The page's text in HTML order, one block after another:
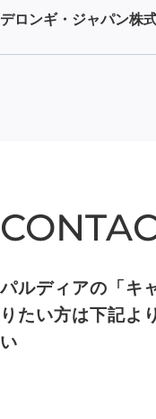
デロンギ・ジャパン株
パルディアの「キ
りたい方は下記よ
い